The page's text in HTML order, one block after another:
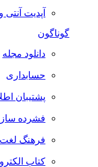
آپدیت
گوناگون
دانلود مجله
حسابداری
پشتیبان
فشرده ساز
فرهنگ لغت
کتاب